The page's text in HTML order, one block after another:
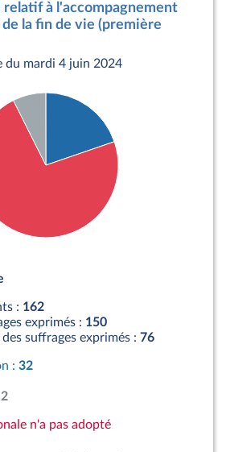
à l'accompagnement
de la fin de vie (première
du mardi 4 juin 2024
: 118 députés
: 162
exprimés : 150
suffrages exprimés : 76
: 32
n'a pas adopté